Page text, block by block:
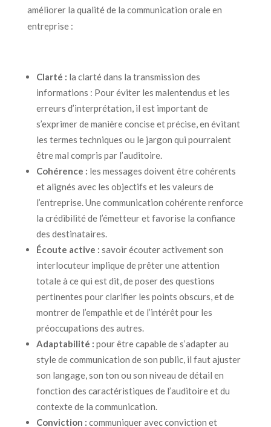
améliorer la qualité de la communication orale en
entreprise :
Clarté : la clarté dans la transmission des
informations : Pour éviter les malentendus et les
erreurs d’interprétation, il est important de
s’exprimer de manière concise et précise, en évitant
les termes techniques ou le jargon qui pourraient
être mal compris par l’auditoire.
Cohérence : les messages doivent être cohérents
et alignés avec les objectifs et les valeurs de
l’entreprise. Une communication cohérente renforce
la crédibilité de l’émetteur et favorise la confiance
des destinataires.
Écoute active : savoir écouter activement son
interlocuteur implique de prêter une attention
totale à ce qui est dit, de poser des questions
pertinentes pour clarifier les points obscurs, et de
montrer de l’empathie et de l’intérêt pour les
préoccupations des autres.
Adaptabilité : pour être capable de s’adapter au
style de communication de son public, il faut ajuster
son langage, son ton ou son niveau de détail en
fonction des caractéristiques de l’auditoire et du
contexte de la communication.
Conviction : communiquer avec conviction et